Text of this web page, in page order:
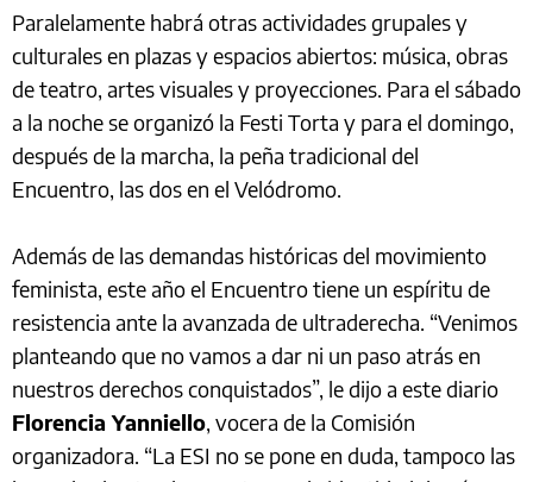
Paralelamente habrá otras actividades grupales y
culturales en plazas y espacios abiertos: música, obras
de teatro, artes visuales y proyecciones. Para el sábado
a la noche se organizó la Festi Torta y para el domingo,
después de la marcha, la peña tradicional del
Encuentro, las dos en el Velódromo.
Además de las demandas históricas del movimiento
feminista, este año el Encuentro tiene un espíritu de
resistencia ante la avanzada de ultraderecha. “Venimos
planteando que no vamos a dar ni un paso atrás en
nuestros derechos conquistados”, le dijo a este diario
Florencia Yanniello, vocera de la Comisión
organizadora. “La ESI no se pone en duda, tampoco las